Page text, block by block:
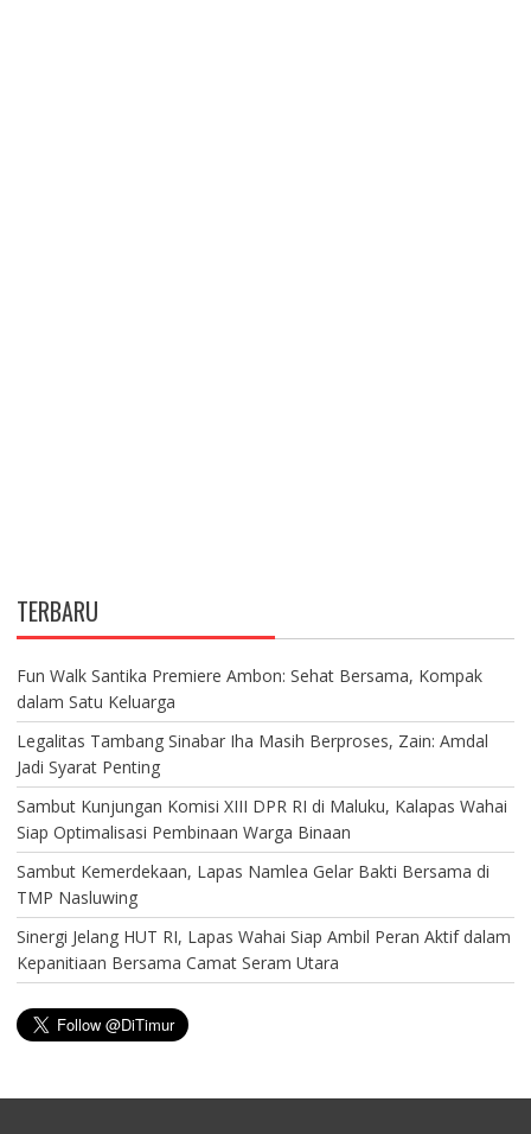
TERBARU
Fun Walk Santika Premiere Ambon: Sehat Bersama, Kompak
dalam Satu Keluarga
Legalitas Tambang Sinabar Iha Masih Berproses, Zain: Amdal
Jadi Syarat Penting
Sambut Kunjungan Komisi XIII DPR RI di Maluku, Kalapas Wahai
Siap Optimalisasi Pembinaan Warga Binaan
Sambut Kemerdekaan, Lapas Namlea Gelar Bakti Bersama di
TMP Nasluwing
Sinergi Jelang HUT RI, Lapas Wahai Siap Ambil Peran Aktif dalam
Kepanitiaan Bersama Camat Seram Utara